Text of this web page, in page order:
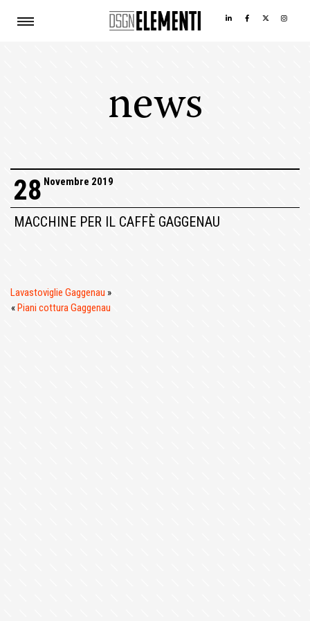
news
28 Novembre 2019
MACCHINE PER IL CAFFÈ GAGGENAU
Lavastoviglie Gaggenau »
«Piani cottura Gaggenau